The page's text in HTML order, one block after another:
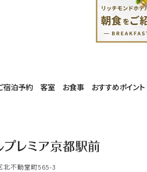
宿泊予約 客室 お食事 おすすめポイント
北不動堂町565-3